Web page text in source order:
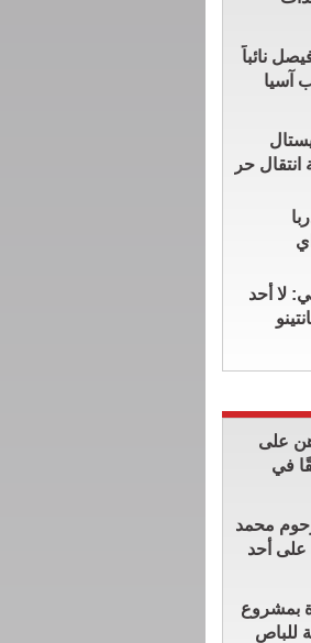
نائباً
آسيا
حر
لا أحد
على
في
محمد
على أحد
بمشروع
للباص